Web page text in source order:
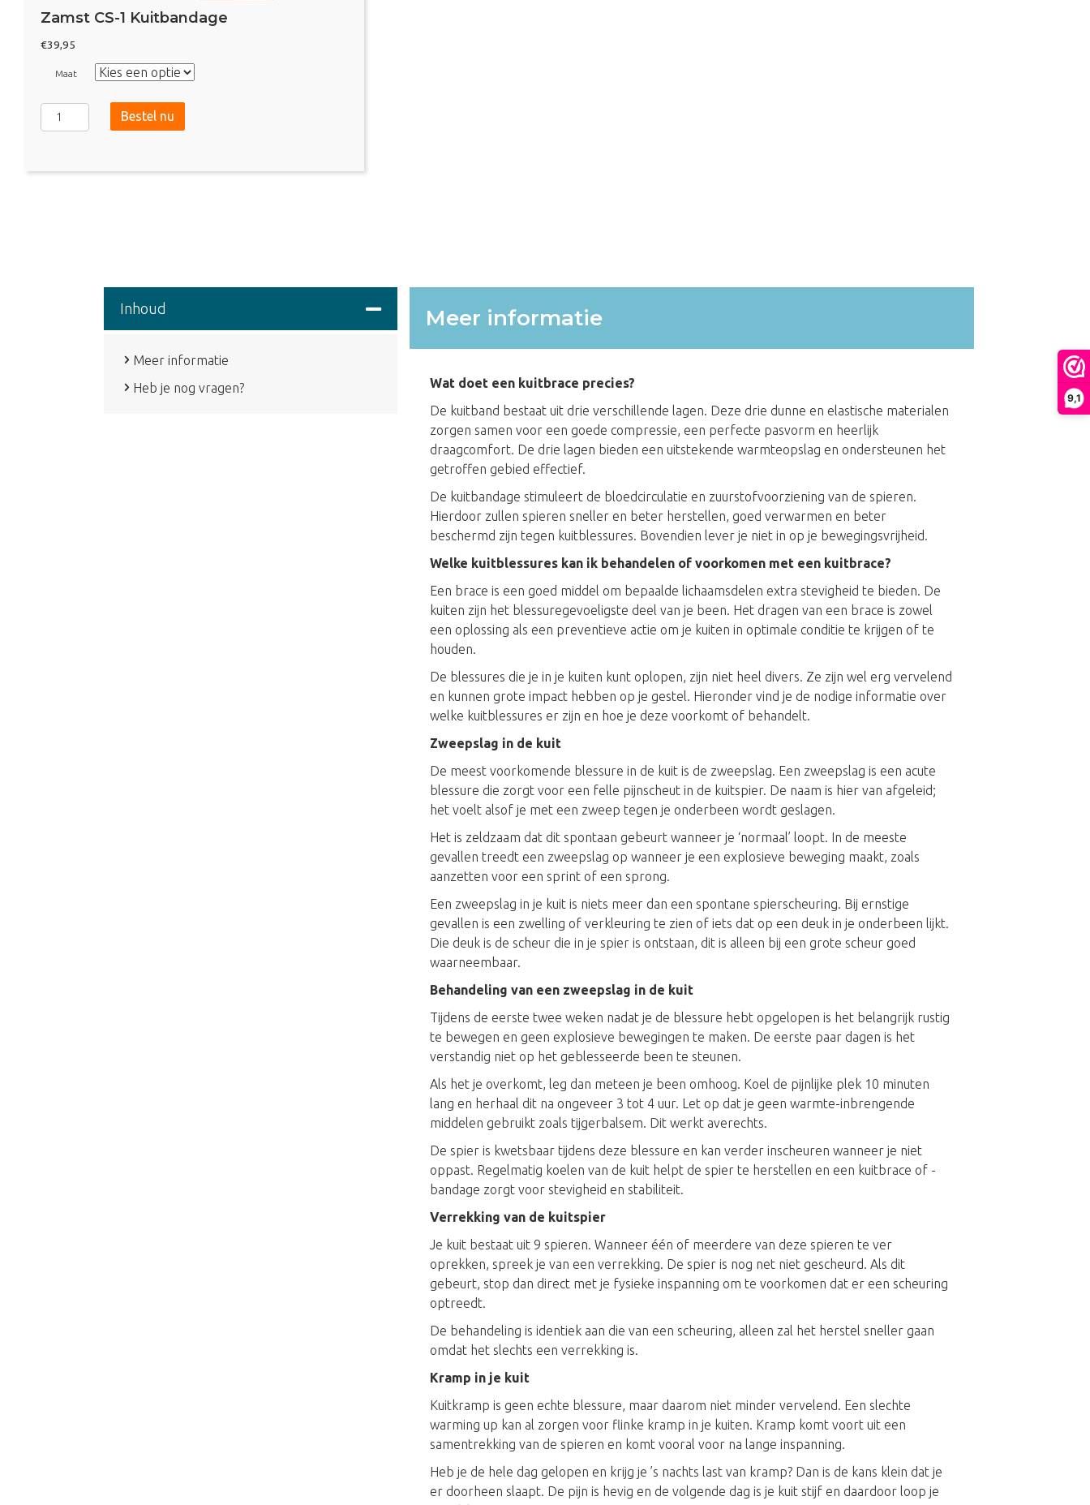
9,1
Zamst CS-1 Kuitbandage
€39,95
Maat
Zamst
CS-
Kuitbandage
Bestel nu
Inhoud
Meer informatie
Heb je nog vragen?
Meer informatie
Wat doet een kuitbrace precies?
De kuitband bestaat uit drie verschillende lagen. Deze drie dunne en elastische materialen
zorgen samen voor een goede compressie, een perfecte pasvorm en heerlijk
draagcomfort. De drie lagen bieden een uitstekende warmteopslag en ondersteunen het
getroffen gebied effectief.
De kuitbandage stimuleert de bloedcirculatie en zuurstofvoorziening van de spieren.
Hierdoor zullen spieren sneller en beter herstellen, goed verwarmen en beter
beschermd zijn tegen kuitblessures. Bovendien lever je niet in op je bewegingsvrijheid.
Welke kuitblessures kan ik behandelen of voorkomen met een kuitbrace?
Een brace is een goed middel om bepaalde lichaamsdelen extra stevigheid te bieden. De
kuiten zijn het blessuregevoeligste deel van je been. Het dragen van een brace is zowel
een oplossing als een preventieve actie om je kuiten in optimale conditie te krijgen of te
houden.
De blessures die je in je kuiten kunt oplopen, zijn niet heel divers. Ze zijn wel erg vervelend
en kunnen grote impact hebben op je gestel. Hieronder vind je de nodige informatie over
welke kuitblessures er zijn en hoe je deze voorkomt of behandelt.
Zweepslag in de kuit
De meest voorkomende blessure in de kuit is de zweepslag. Een zweepslag is een acute
blessure die zorgt voor een felle pijnscheut in de kuitspier. De naam is hier van afgeleid;
het voelt alsof je met een zweep tegen je onderbeen wordt geslagen.
Het is zeldzaam dat dit spontaan gebeurt wanneer je ‘normaal’ loopt. In de meeste
gevallen treedt een zweepslag op wanneer je een explosieve beweging maakt, zoals
aanzetten voor een sprint of een sprong.
Een zweepslag in je kuit is niets meer dan een spontane spierscheuring. Bij ernstige
gevallen is een zwelling of verkleuring te zien of iets dat op een deuk in je onderbeen lijkt.
Die deuk is de scheur die in je spier is ontstaan, dit is alleen bij een grote scheur goed
waarneembaar.
Behandeling van een zweepslag in de kuit
Tijdens de eerste twee weken nadat je de blessure hebt opgelopen is het belangrijk rustig
te bewegen en geen explosieve bewegingen te maken. De eerste paar dagen is het
verstandig niet op het geblesseerde been te steunen.
Als het je overkomt, leg dan meteen je been omhoog. Koel de pijnlijke plek 10 minuten
lang en herhaal dit na ongeveer 3 tot 4 uur. Let op dat je geen warmte-inbrengende
middelen gebruikt zoals tijgerbalsem. Dit werkt averechts.
De spier is kwetsbaar tijdens deze blessure en kan verder inscheuren wanneer je niet
oppast. Regelmatig koelen van de kuit helpt de spier te herstellen en een kuitbrace of -
bandage zorgt voor stevigheid en stabiliteit.
Verrekking van de kuitspier
Je kuit bestaat uit 9 spieren. Wanneer één of meerdere van deze spieren te ver
oprekken, spreek je van een verrekking. De spier is nog net niet gescheurd. Als dit
gebeurt, stop dan direct met je fysieke inspanning om te voorkomen dat er een scheuring
optreedt.
De behandeling is identiek aan die van een scheuring, alleen zal het herstel sneller gaan
omdat het slechts een verrekking is.
Kramp in je kuit
Kuitkramp is geen echte blessure, maar daarom niet minder vervelend. Een slechte
warming up kan al zorgen voor flinke kramp in je kuiten. Kramp komt voort uit een
samentrekking van de spieren en komt vooral voor na lange inspanning.
Heb je de hele dag gelopen en krijg je ’s nachts last van kramp? Dan is de kans klein dat je
er doorheen slaapt. De pijn is hevig en de volgende dag is je kuit stijf en daardoor loop je